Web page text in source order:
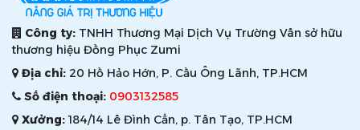
Công ty: TNHH Thương Mại Dịch Vụ Trường Vân sở hữu
thương hiệu Đồng Phục Zumi
Địa chỉ: 20 Hồ Hảo Hớn, P. Cầu Ông Lãnh, TP.HCM
Số điện thoại: 0903132585
Xưởng:184/14 Lê Đình Cẩn, p. Tân Tạo, TP.HCM